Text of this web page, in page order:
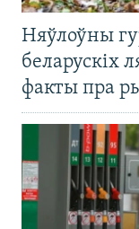
Няўлоўны
беларускіх
факты пра